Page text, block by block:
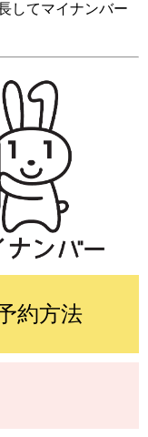
してマイナンバー
約方法